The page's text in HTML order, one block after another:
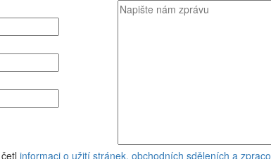
informaci o užití stránek, obchodních sděleních a